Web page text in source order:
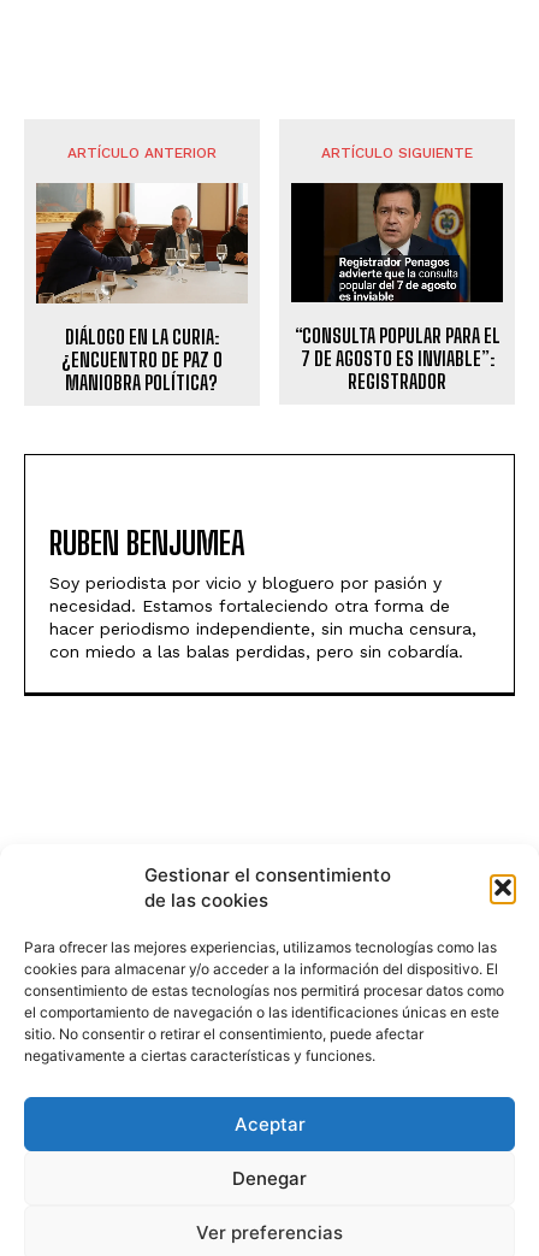
Gestionar el consentimiento
de las cookies
Para ofrecer las mejores experiencias, utilizamos tecnologías como las
cookies para almacenar y/o acceder a la información del dispositivo. El
consentimiento de estas tecnologías nos permitirá procesar datos como
el comportamiento de navegación o las identificaciones únicas en este
sitio. No consentir o retirar el consentimiento, puede afectar
negativamente a ciertas características y funciones.
Aceptar
Denegar
Ver preferencias
ARTÍCULO ANTERIOR
DIÁLOGO EN LA CURIA:
¿ENCUENTRO DE PAZ O
MANIOBRA POLÍTICA?
ARTÍCULO SIGUIENTE
“CONSULTA POPULAR PARA EL
7 DE AGOSTO ES INVIABLE”:
REGISTRADOR
RUBEN BENJUMEA
Soy periodista por vicio y bloguero por pasión y
necesidad. Estamos fortaleciendo otra forma de
hacer periodismo independiente, sin mucha censura,
con miedo a las balas perdidas, pero sin cobardía.
HISTORIA PODCAST
© 2026 puntodevistardb.com. Fundado el 25 de julio de 2007 /